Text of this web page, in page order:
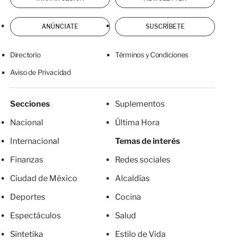
ANÚNCIATE SUSCRÍBETE
Directorio Términos y Condiciones
Aviso de Privacidad
Secciones
Nacional
Internacional
Finanzas
Ciudad de México
Deportes
Espectáculos
Sintetika
Suplementos
Última Hora
Temas de interés
Redes sociales
Alcaldías
Cocina
Salud
Estilo de Vida